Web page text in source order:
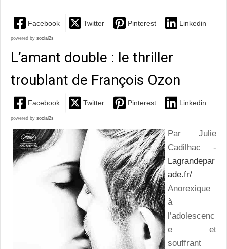
Facebook Twitter Pinterest Linkedin
powered by social2s
L’amant double : le thriller
troublant de François Ozon
Facebook Twitter Pinterest Linkedin
powered by social2s
Par Julie
Cadilhac -
Lagrandepar
ade.fr/
Anorexique
à
l’adolescenc
e et
souffrant